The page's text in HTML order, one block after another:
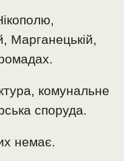
Марганецькій,
комунальне
споруда.
немає.